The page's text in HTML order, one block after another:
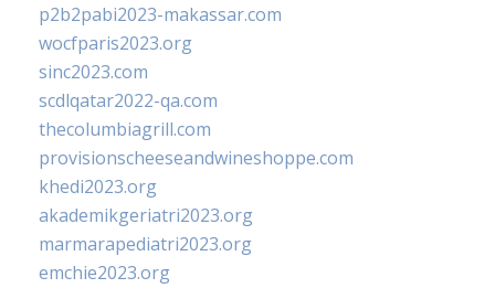
p2b2pabi2023-makassar.com
wocfparis2023.org
sinc2023.com
scdlqatar2022-qa.com
thecolumbiagrill.com
provisionscheeseandwineshoppe.com
khedi2023.org
akademikgeriatri2023.org
marmarapediatri2023.org
emchie2023.org